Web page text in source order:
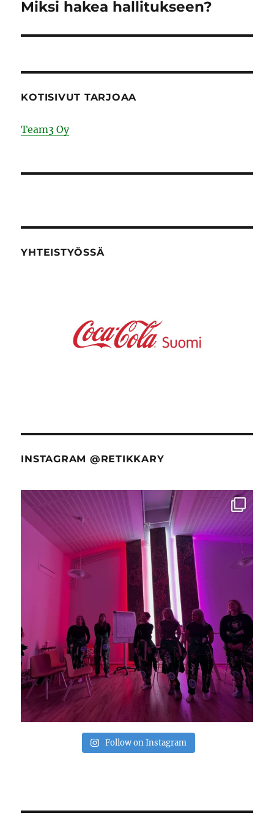
Next
Miksi hakea hallitukseen?
KOTISIVUT TARJOAA
Team3 Oy
YHTEISTYÖSSÄ
INSTAGRAM @RETIKKARY
Follow on Instagram